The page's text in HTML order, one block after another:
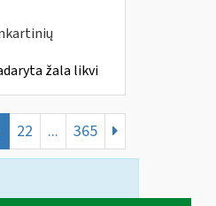
žala likvi
22 ... 365